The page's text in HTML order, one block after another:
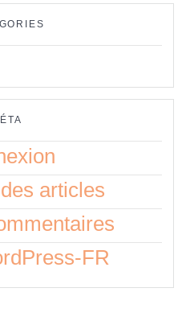
des articles
FR